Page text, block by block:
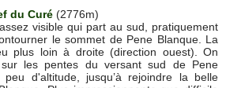
du Curé (2776m)
visible qui part au sud, pratiquement
le sommet de Pene Blanque. La
plus loin à droite (direction ouest). On
sur les pentes du versant sud de Pene
d'altitude, jusqu’à rejoindre la belle